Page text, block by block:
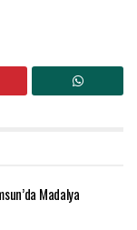
Madalya